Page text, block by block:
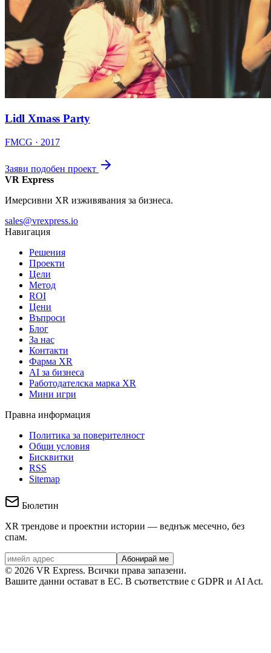
Lidl Xmass Party
FMCG · 2017
Заяви подобен проект
VR Express
Имерсивни XR изживявания за бизнеса.
sales@vrexpress.io
Навигация
Решения
Проекти
Цели
Метод
ROI
Цени
Въпроси
Блог
За нас
Контакти
Фарма XR
AI за бизнеса
Работодателска марка XR
Мини игри
Правна информация
Политика за поверителност
Общи условия
Бисквитки
RSS
Sitemap
Бюлетин
XR трендове и проектни истории — веднъж месечно, без
спам.
Абонирай ме
© 2026 VR Express. Всички права запазени.
Вашите данни остават в ЕС. В съответствие с GDPR и AI Act.